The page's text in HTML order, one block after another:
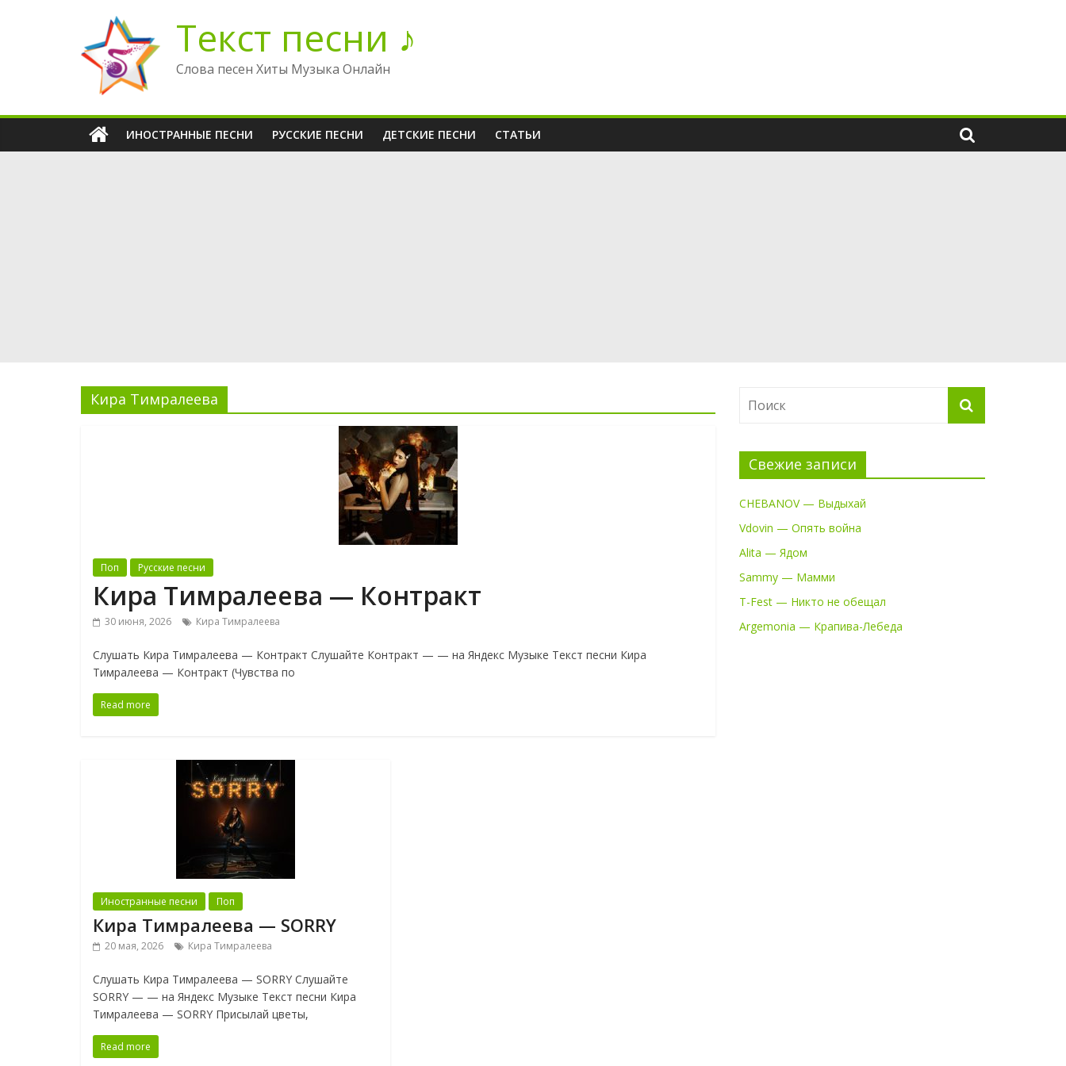
содержимому
Текст песни ♪
Слова песен Хиты Музыка Онлайн
ИНОСТРАННЫЕ ПЕСНИ РУССКИЕ ПЕСНИ ДЕТСКИЕ ПЕСНИ СТАТЬИ
Кира Тимралеева
Поп Русские песни
Кира Тимралеева — Контракт
30 июня, 2026 Кира Тимралеева
Слушать Кира Тимралеева — Контракт Слушайте Контракт — — на Яндекс Музыке Текст песни Кира
Тимралеева — Контракт (Чувства по
Read more
Иностранные песни Поп
Кира Тимралеева — SORRY
20 мая, 2026 Кира Тимралеева
Слушать Кира Тимралеева — SORRY Слушайте
SORRY — — на Яндекс Музыке Текст песни Кира
Тимралеева — SORRY Присылай цветы,
Read more
Свежие записи
CHEBANOV — Выдыхай
Vdovin — Опять война
Alita — Ядом
Sammy — Мамми
T-Fest — Никто не обещал
Argemonia — Крапива-Лебеда